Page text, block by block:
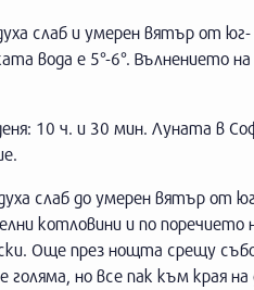
слаб и умерен вятър от юг-
вода е 5°-6°. Вълнението на
10 ч. и 30 мин. Луната в
слаб до умерен вятър от
котловини и по поречието
Още през нощта срещу
но все пак към края на